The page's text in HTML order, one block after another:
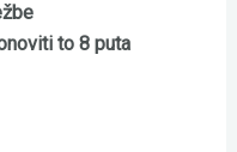
to 8 puta